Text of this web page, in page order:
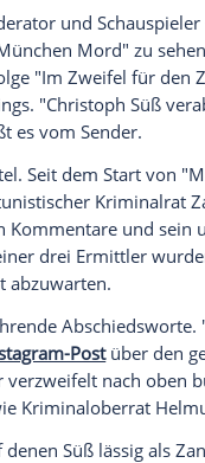
Zangel
ist aus dem Fall.
verabschiedet
ZDF seinen
es um einen
Moderator
bei "München
Uhr die Folge "Im
heißt es vom